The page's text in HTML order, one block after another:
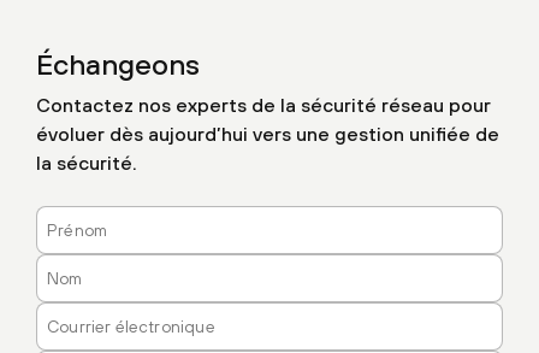
Échangeons
Contactez nos experts de la sécurité réseau pour
évoluer dès aujourd’hui vers une gestion unifiée de
la sécurité.